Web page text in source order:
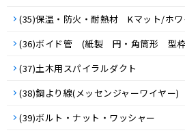
(35)保温・防火・耐熱材 Kマット/ホワ
(36)ボイド管 (紙製 円・角筒形 型
(37)土木用スパイラルダクト
(38)鋼より線(メッセンジャーワイヤー)
(39)ボルト・ナット・ワッシャー